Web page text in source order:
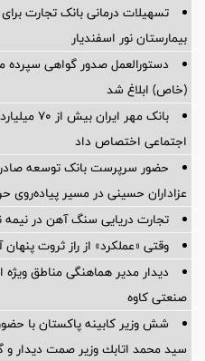
تسهیلات درمانی بانک تجارت
بیمارستان نور اسفندیار
دستورالعمل صدور گواهی سپرده
(خاص) ابلاغ شد
بانک مهر
اجتماعی اختصاص داد
حضور سرپرست بانک توسعه
عزاداران حسینی در مسیر
تجارت دریایی سنگ آهن در نیمه
وقتی «عملکرد» از راز ثروت
دیدار مدیر هماهنگی مناطق
صنعتی کاوه
شش وزیر کابینه پاکستان با
سيد محمد اتابك وزير صمت ديدار و